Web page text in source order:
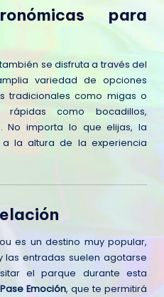
para
se disfruta a través del
variedad de opciones
tradicionales como migas o
rápidas como bocadillos,
No importa lo que elijas, la
la altura de la experiencia
es un destino muy popular,
las entradas suelen agotarse
el parque durante esta
Pase Emoción, que te permitirá